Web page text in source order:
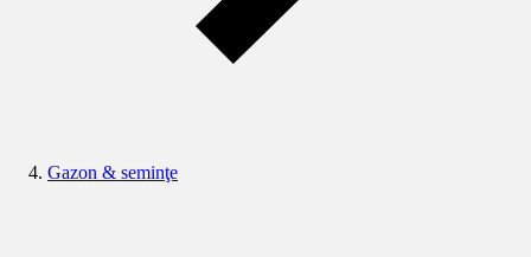
Gazon & seminţe